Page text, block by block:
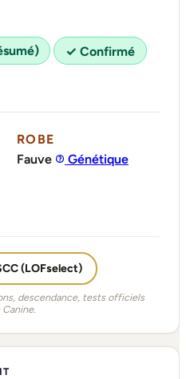
✓ Confirmé
ROBE
Fauve
Génétique
(LOFselect)
descendance, tests officiels